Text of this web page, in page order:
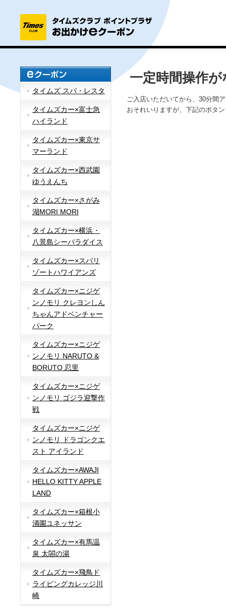
タイムズ スパ・レスタ
タイムズカー×富士急
ハイランド
タイムズカー×東京サ
マーランド
タイムズカー×西武園
ゆうえんち
タイムズカー×さがみ
湖MORI MORI
タイムズカー×横浜・
八景島シーパラダイス
タイムズカー×スパリ
ゾートハワイアンズ
タイムズカー×ニジゲ
ンノモリ クレヨンしん
ちゃんアドベンチャー
パーク
タイムズカー×ニジゲ
ンノモリ NARUTO &
BORUTO 忍里
タイムズカー×ニジゲ
ンノモリ ゴジラ迎撃作
戦
タイムズカー×ニジゲ
ンノモリ ドラゴンクエ
スト アイランド
タイムズカー×AWAJI
HELLO KITTY APPLE
LAND
タイムズカー×箱根小
涌園ユネッサン
タイムズカー×有馬温
泉 太閤の湯
タイムズカー×飛鳥ド
ライビングカレッジ川
崎
一定時間操作
ご入店いただいてから、30分間
おそれいりますが、下記のボタ